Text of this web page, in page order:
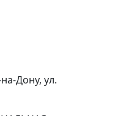
Дону, ул.